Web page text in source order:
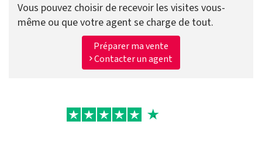
Vous pouvez choisir de recevoir les visites vous-
même ou que votre agent se charge de tout.
Préparer ma vente
Contacter un agent